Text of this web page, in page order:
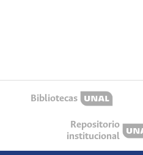
Bibliotecas
Repositorio
institucional